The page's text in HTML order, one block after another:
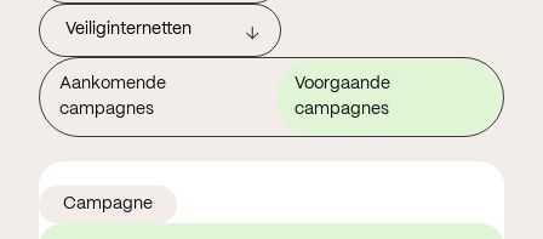
Veiliginternetten
Aankomende
campagnes
Voorgaande
campagnes
Campagne